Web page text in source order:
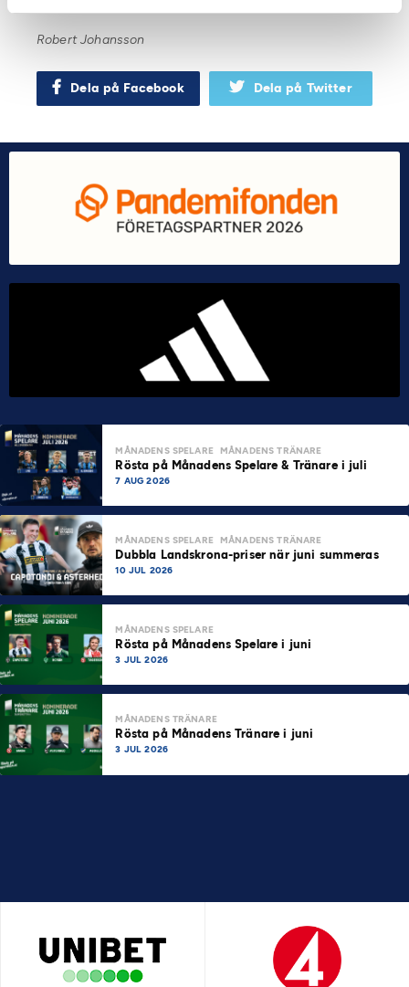
Robert Johansson
Dela på Facebook Dela på Twitter
MÅNADENS SPELARE MÅNADENS TRÄNARE
Rösta på Månadens Spelare & Tränare i juli
7 AUG 2026
MÅNADENS SPELARE MÅNADENS TRÄNARE
Dubbla Landskrona-priser när juni summeras
10 JUL 2026
MÅNADENS SPELARE
Rösta på Månadens Spelare i juni
3 JUL 2026
MÅNADENS TRÄNARE
Rösta på Månadens Tränare i juni
3 JUL 2026